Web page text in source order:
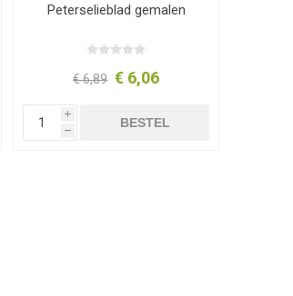
Peterselieblad gemalen
€ 6,89 € 6,06
i
h
BESTEL